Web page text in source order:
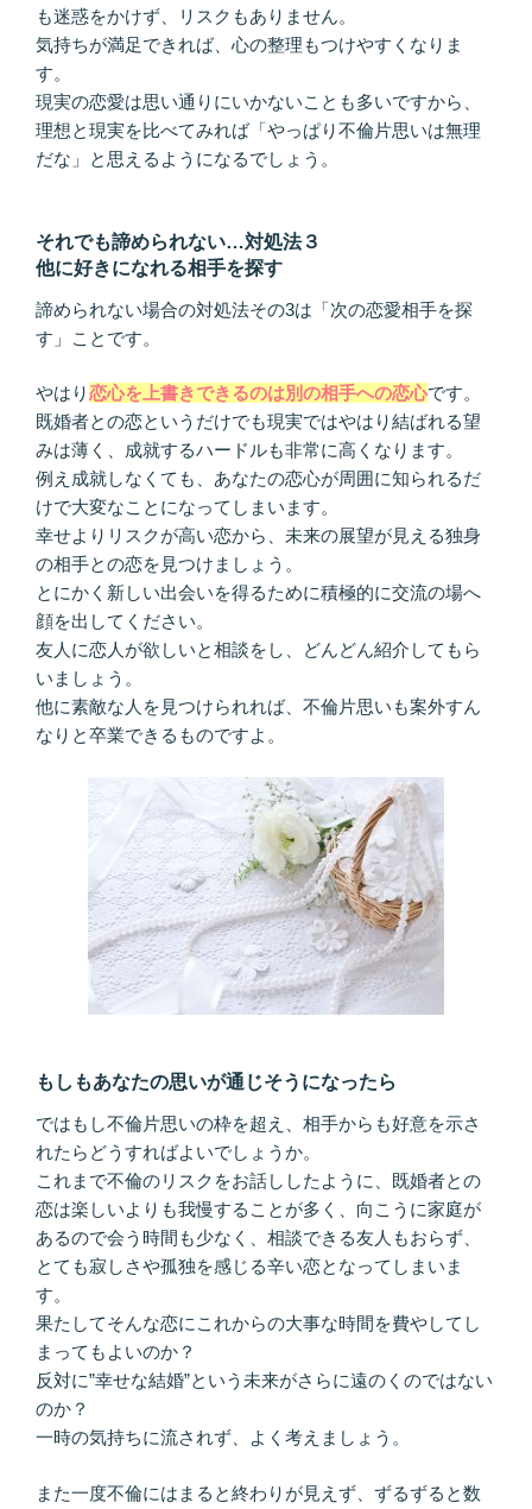
も迷惑をかけず、リスクもありません。
気持ちが満足できれば、心の整理もつけやすくなりま
す。
現実の恋愛は思い通りにいかないことも多いですから、
理想と現実を比べてみれば「やっぱり不倫片思いは無理
だな」と思えるようになるでしょう。
それでも諦められない…対処法３
他に好きになれる相手を探す
諦められない場合の対処法その3は「次の恋愛相手を探
す」ことです。
やはり恋心を上書きできるのは別の相手への恋心です。
既婚者との恋というだけでも現実ではやはり結ばれる望
みは薄く、成就するハードルも非常に高くなります。
例え成就しなくても、あなたの恋心が周囲に知られるだ
けで大変なことになってしまいます。
幸せよりリスクが高い恋から、未来の展望が見える独身
の相手との恋を見つけましょう。
とにかく新しい出会いを得るために積極的に交流の場へ
顔を出してください。
友人に恋人が欲しいと相談をし、どんどん紹介してもら
いましょう。
他に素敵な人を見つけられれば、不倫片思いも案外すん
なりと卒業できるものですよ。
もしもあなたの思いが通じそうになったら
ではもし不倫片思いの枠を超え、相手からも好意を示さ
れたらどうすればよいでしょうか。
これまで不倫のリスクをお話ししたように、既婚者との
恋は楽しいよりも我慢することが多く、向こうに家庭が
あるので会う時間も少なく、相談できる友人もおらず、
とても寂しさや孤独を感じる辛い恋となってしまいま
す。
果たしてそんな恋にこれからの大事な時間を費やしてし
まってもよいのか？
反対に”幸せな結婚”という未来がさらに遠のくのではない
のか？
一時の気持ちに流されず、よく考えましょう。
また一度不倫にはまると終わりが見えず、ずるずると数